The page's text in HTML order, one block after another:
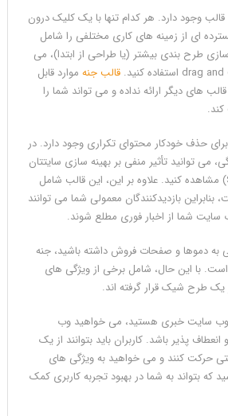
قالب وجود دارد. هر کدام تنها با یک کلیک درون
ای از زمینه های کاری مختلفی را شامل
طرح بندی بیشتر (یا طراحی از ابتدا)، می
قالب جنهموارد قابل
های دیگر ارائه نداده و می تواند شما را
کند.
حذف خودکار محتوای تکراری وجود دارد. در
می توانید تأثیر منفی بر بهینه سازی سایتتان
برای موتور جستجو (SEO) مشاهده کنید. علاوه بر این، این قالب شامل
بازدیدکنندگان معمولی شما می توانند
سایت شما از اخبار فوری مطلع شوند.
به دموها و صفحات فروش داشته باشید، جنه
است. با این حال، شامل برخی از ویژگی های
طرح شیک قرار گرفته اند.
سایت خبری هستید، می خواهید وب
پذیر باشد. کاربران باید بتوانند از یک
حرکت کنند و می خواهید به ویژگی های
که بتواند به شما در بهبود تجربه کاربری کمک